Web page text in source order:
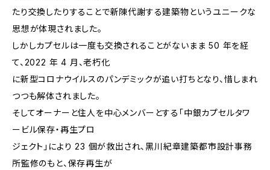
たり交換したりすることで新陳代謝する建築物というユニークな
思想が体現されました。
しかしカプセルは一度も交換されることがないまま 50 年を経
て、2022 年 4 月、老朽化
に新型コロナウイルスのパンデミックが追い打ちとなり、惜しまれ
つつも解体されました。
そしてオーナーと住人を中心メンバーとする「中銀カプセルタワ
ービル保存・再生プロ
ジェクト」により 23 個が救出され、黑川紀章建築都市設計事務
所監修のもと、保存再生が